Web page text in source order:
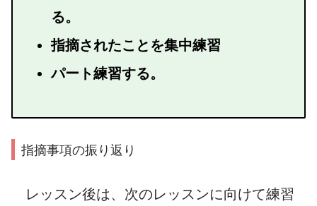
る。
指摘されたことを集中練習
パート練習する。
指摘事項の振り返り
レッスン後は、次のレッスンに向けて練習